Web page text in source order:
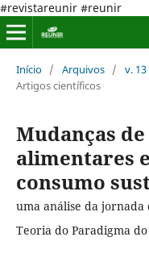
#revistareunir #reunir
Início / Arquivos / v.
Artigos científicos
Mudanças
alimentares
consumo
uma análise da
Teoria do Paradigma